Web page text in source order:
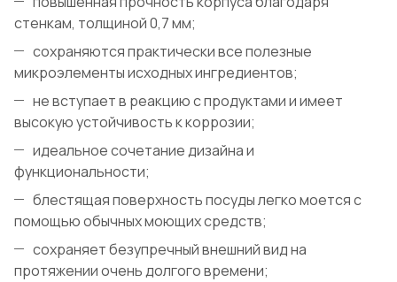
стенкам, толщиной 0,7 мм;
сохраняются практически все полезные
микроэлементы исходных ингредиентов;
не вступает в реакцию с продуктами и имеет
высокую устойчивость к коррозии;
идеальное сочетание дизайна и
функциональности;
блестящая поверхность посуды легко моется с
помощью обычных моющих средств;
сохраняет безупречный внешний вид на
протяжении очень долгого времени;